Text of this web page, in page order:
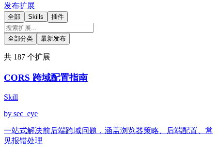
发布扩展
全部 Skills 插件
全部分类 最新发布
共 187 个扩展
CORS 跨域配置指南
Skill
by sec_eye
一站式解决前后端跨域问题，涵盖浏览器策略、后端配置、常
见报错处理